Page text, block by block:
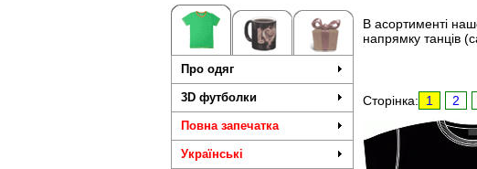
Про одяг
3D футболки
Повна запечатка
Українські
В асортименті
напрямку танців
Сторінка: 1 2